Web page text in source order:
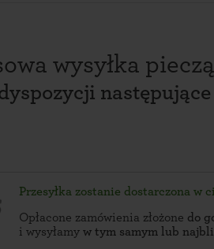
wysyłka
Przesyłka zostanie dostarczona w
Opłacone zamówienia złożone do
i wysyłamy w tym samym lub